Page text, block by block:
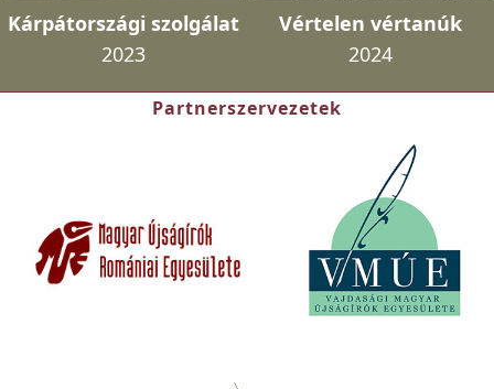
Kárpátországi szolgálat
2023
Vértelen vértanúk
2024
Partnerszervezetek